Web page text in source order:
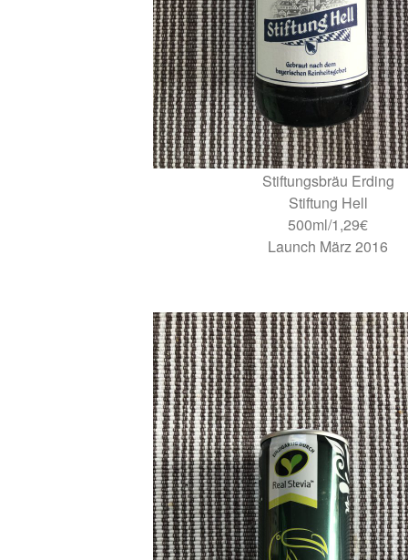
Stiftungsbräu Erding
Stiftung Hell
500ml/1,29€
Launch März 2016